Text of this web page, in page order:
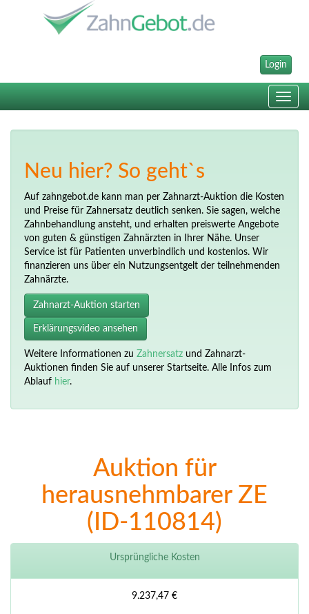
Login
Toggle
Neu hier? So geht`s
Auf zahngebot.de kann man per Zahnarzt-Auktion die Kosten
und Preise für Zahnersatz deutlich senken. Sie sagen, welche
Zahnbehandlung ansteht, und erhalten preiswerte Angebote
von guten & günstigen Zahnärzten in Ihrer Nähe. Unser
Service ist für Patienten unverbindlich und kostenlos. Wir
finanzieren uns über ein Nutzungsentgelt der teilnehmenden
Zahnärzte.
Zahnarzt-Auktion starten
Erklärungsvideo ansehen
Weitere Informationen zu Zahnersatz und Zahnarzt-
Auktionen finden Sie auf unserer Startseite. Alle Infos zum
Ablauf hier.
Auktion für
herausnehmbarer ZE
(ID-110814)
Ursprüngliche Kosten
9.237,47 €